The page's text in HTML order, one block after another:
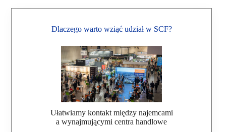
Dlaczego warto wziąć udział w SCF?
Ułatwiamy kontakt między najemcami
a wynajmującymi centra handlowe